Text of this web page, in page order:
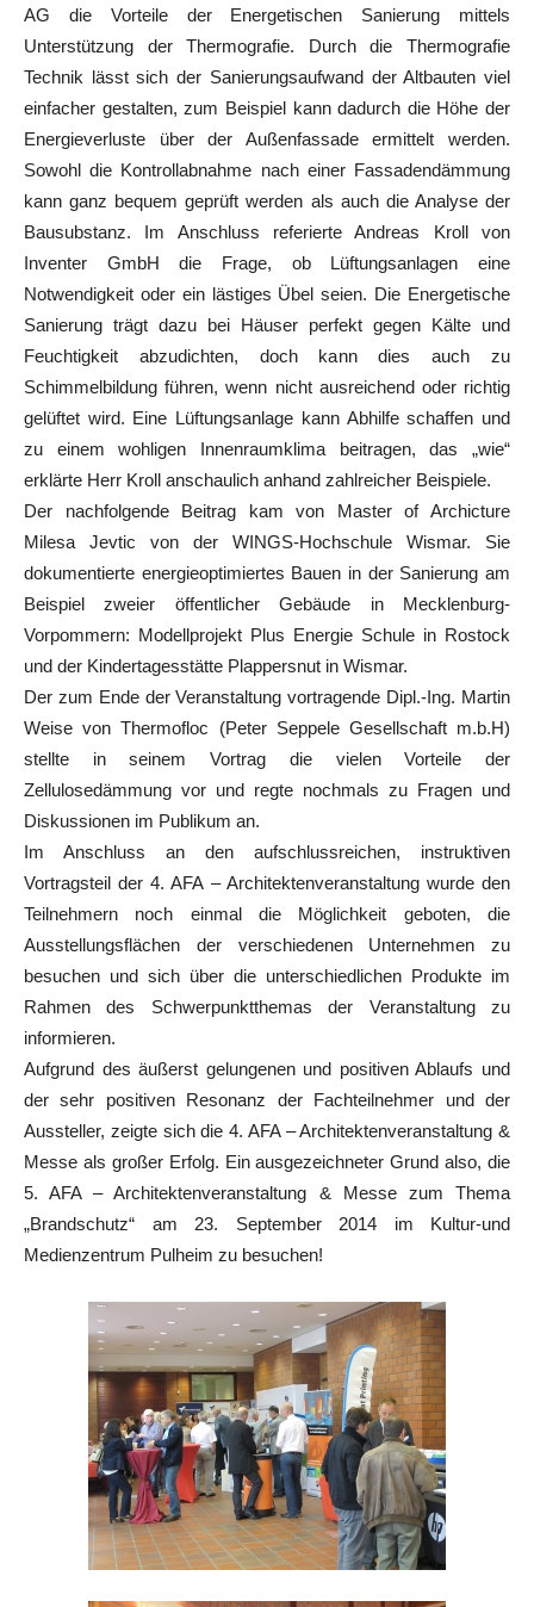
AG die Vorteile der Energetischen Sanierung mittels
Unterstützung der Thermografie. Durch die Thermografie
Technik lässt sich der Sanierungsaufwand der Altbauten viel
einfacher gestalten, zum Beispiel kann dadurch die Höhe der
Energieverluste über der Außenfassade ermittelt werden.
Sowohl die Kontrollabnahme nach einer Fassadendämmung
kann ganz bequem geprüft werden als auch die Analyse der
Bausubstanz. Im Anschluss referierte Andreas Kroll von
Inventer GmbH die Frage, ob Lüftungsanlagen eine
Notwendigkeit oder ein lästiges Übel seien. Die Energetische
Sanierung trägt dazu bei Häuser perfekt gegen Kälte und
Feuchtigkeit abzudichten, doch kann dies auch zu
Schimmelbildung führen, wenn nicht ausreichend oder richtig
gelüftet wird. Eine Lüftungsanlage kann Abhilfe schaffen und
zu einem wohligen Innenraumklima beitragen, das „wie“
erklärte Herr Kroll anschaulich anhand zahlreicher Beispiele.
Der nachfolgende Beitrag kam von Master of Archicture
Milesa Jevtic von der WINGS-Hochschule Wismar. Sie
dokumentierte energieoptimiertes Bauen in der Sanierung am
Beispiel zweier öffentlicher Gebäude in Mecklenburg-
Vorpommern: Modellprojekt Plus Energie Schule in Rostock
und der Kindertagesstätte Plappersnut in Wismar.
Der zum Ende der Veranstaltung vortragende Dipl.-Ing. Martin
Weise von Thermofloc (Peter Seppele Gesellschaft m.b.H)
stellte in seinem Vortrag die vielen Vorteile der
Zellulosedämmung vor und regte nochmals zu Fragen und
Diskussionen im Publikum an.
Im Anschluss an den aufschlussreichen, instruktiven
Vortragsteil der 4. AFA – Architektenveranstaltung wurde den
Teilnehmern noch einmal die Möglichkeit geboten, die
Ausstellungsflächen der verschiedenen Unternehmen zu
besuchen und sich über die unterschiedlichen Produkte im
Rahmen des Schwerpunktthemas der Veranstaltung zu
informieren.
Aufgrund des äußerst gelungenen und positiven Ablaufs und
der sehr positiven Resonanz der Fachteilnehmer und der
Aussteller, zeigte sich die 4. AFA – Architektenveranstaltung &
Messe als großer Erfolg. Ein ausgezeichneter Grund also, die
5. AFA – Architektenveranstaltung & Messe zum Thema
„Brandschutz“ am 23. September 2014 im Kultur-und
Medienzentrum Pulheim zu besuchen!